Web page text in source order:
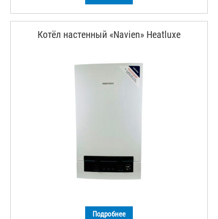
Котёл настенный «Navien» Heatluxe
Подробнее